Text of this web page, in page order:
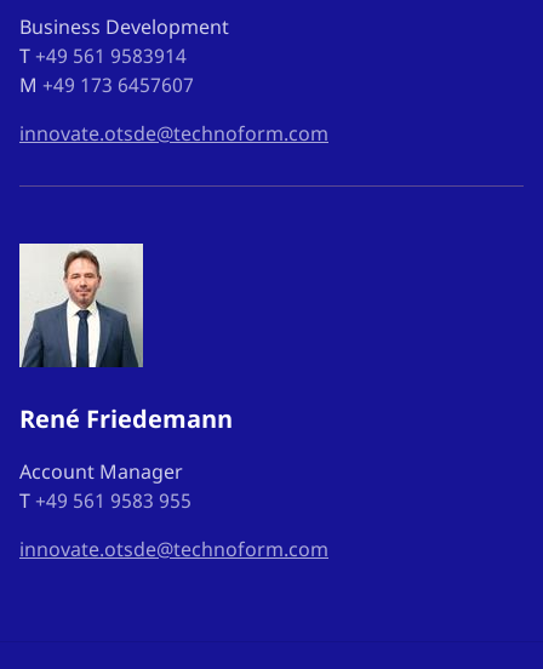
Business Development
T +49 561 9583914
M +49 173 6457607
innovate.otsde@technoform.com
René Friedemann
Account Manager
T +49 561 9583 955
innovate.otsde@technoform.com